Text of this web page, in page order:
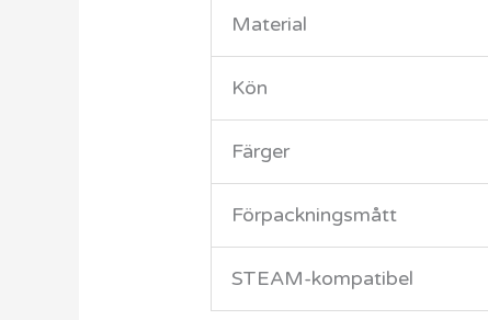
Material
Kön
Färger
Förpackningsmått
STEAM-kompatibel